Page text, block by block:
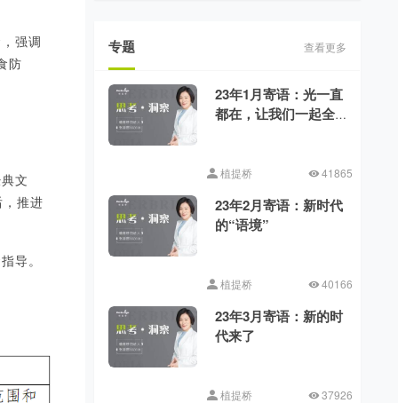
强调
防
文
推进
导。
专题 查看更多
23年1月寄语：光一直
都在，让我们一起全
植提桥 41865
23年2月寄语：新时代
的“语境”
植提桥 40166
23年3月寄语：新的时
代来了
植提桥 37926